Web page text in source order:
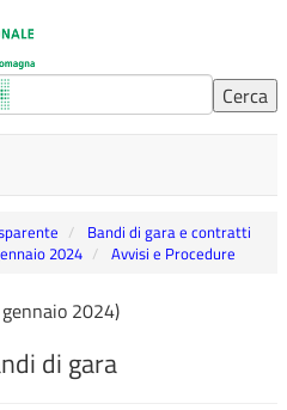
Bandi di gara e contratti
2024
Avvisi e Procedure
2024)
di gara